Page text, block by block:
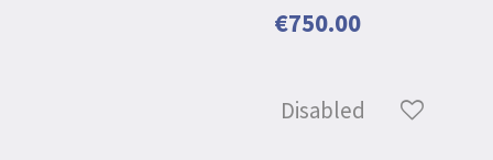
€750.00
Disabled